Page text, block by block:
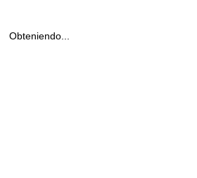
Obteniendo...